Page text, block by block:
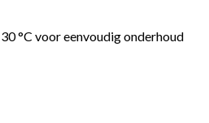
°C voor eenvoudig onderhoud